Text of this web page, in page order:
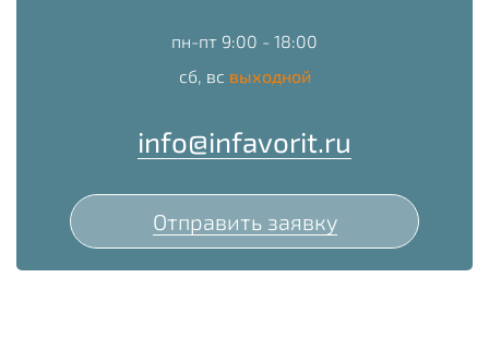
пн-пт 9:00 - 18:00
сб, вс выходной
info@infavorit.ru
Отправить заявку